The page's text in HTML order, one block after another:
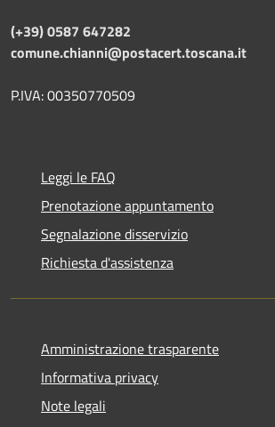
(+39) 0587 647282
comune.chianni@postacert.toscana.it
P.IVA: 00350770509
Leggi le FAQ
Prenotazione appuntamento
Segnalazione disservizio
Richiesta d'assistenza
Amministrazione trasparente
Informativa privacy
Note legali